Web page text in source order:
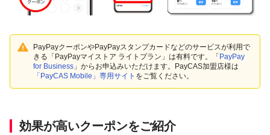
PayPayクーポンやPayPayスタンプカードなどのサービスが利用で
きる「PayPayマイストア ライトプラン」は有料です。「 PayPay
for Business 」からお申込みいただけます。PayCAS加盟店様は
「PayCAS Mobile」専用サイト をご覧ください。
効果が高いクーポンをご紹介